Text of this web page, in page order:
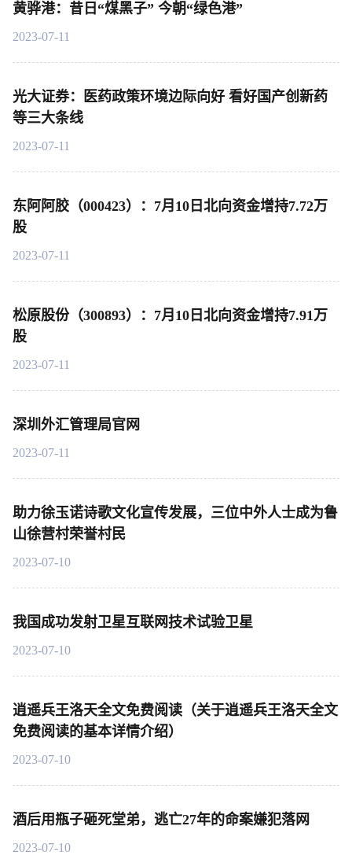
黄骅港：昔日“煤黑子” 今朝“绿色港”
2023-07-11
光大证券：医药政策环境边际向好 看好国产创新药
等三大条线
2023-07-11
东阿阿胶（000423）：7月10日北向资金增持7.72万
股
2023-07-11
松原股份（300893）：7月10日北向资金增持7.91万
股
2023-07-11
深圳外汇管理局官网
2023-07-11
助力徐玉诺诗歌文化宣传发展，三位中外人士成为鲁
山徐营村荣誉村民
2023-07-10
我国成功发射卫星互联网技术试验卫星
2023-07-10
逍遥兵王洛天全文免费阅读（关于逍遥兵王洛天全文
免费阅读的基本详情介绍）
2023-07-10
酒后用瓶子砸死堂弟，逃亡27年的命案嫌犯落网
2023-07-10